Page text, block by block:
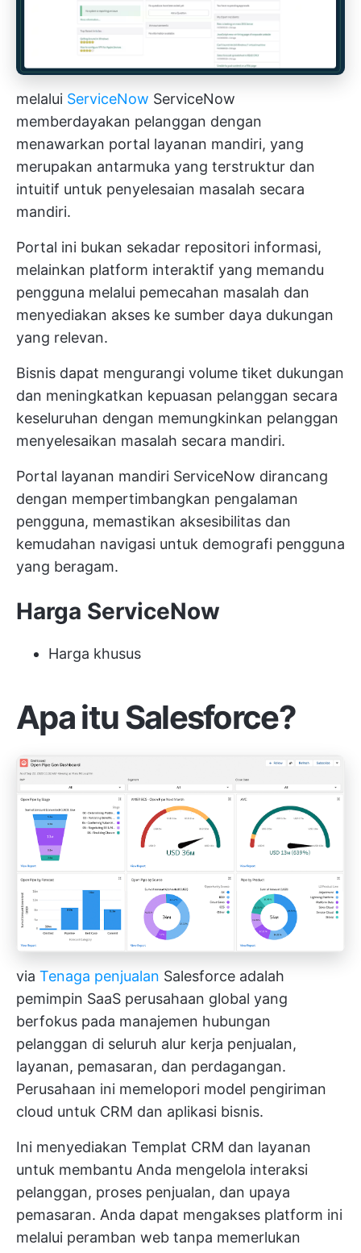
melalui ServiceNow ServiceNow
memberdayakan pelanggan dengan
menawarkan portal layanan mandiri, yang
merupakan antarmuka yang terstruktur dan
intuitif untuk penyelesaian masalah secara
mandiri.
Portal ini bukan sekadar repositori informasi,
melainkan platform interaktif yang memandu
pengguna melalui pemecahan masalah dan
menyediakan akses ke sumber daya dukungan
yang relevan.
Bisnis dapat mengurangi volume tiket dukungan
dan meningkatkan kepuasan pelanggan secara
keseluruhan dengan memungkinkan pelanggan
menyelesaikan masalah secara mandiri.
Portal layanan mandiri ServiceNow dirancang
dengan mempertimbangkan pengalaman
pengguna, memastikan aksesibilitas dan
kemudahan navigasi untuk demografi pengguna
yang beragam.
Harga ServiceNow
Harga khusus
Apa itu Salesforce?
via Tenaga penjualan Salesforce adalah
pemimpin SaaS perusahaan global yang
berfokus pada manajemen hubungan
pelanggan di seluruh alur kerja penjualan,
layanan, pemasaran, dan perdagangan.
Perusahaan ini memelopori model pengiriman
cloud untuk CRM dan aplikasi bisnis.
Ini menyediakan Templat CRM dan layanan
untuk membantu Anda mengelola interaksi
pelanggan, proses penjualan, dan upaya
pemasaran. Anda dapat mengakses platform ini
melalui peramban web tanpa memerlukan